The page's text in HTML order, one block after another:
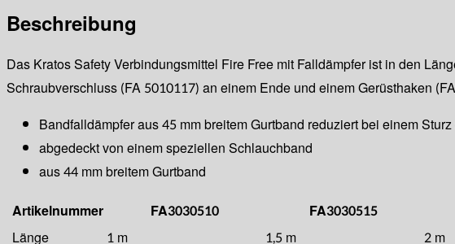
Beschreibung
Das Kratos Safety Verbindungsmittel Fire Free mit Falldämpfer ist in den
Schraubverschluss (FA 5010117) an einem Ende und einem Gerüsthaken
Bandfalldämpfer aus 45 mm breitem Gurtband reduziert bei einem
abgedeckt von einem speziellen Schlauchband
aus 44 mm breitem Gurtband
Artikelnummer
FA3030510 FA3030515
Länge
1 m 1,5 m
2 m